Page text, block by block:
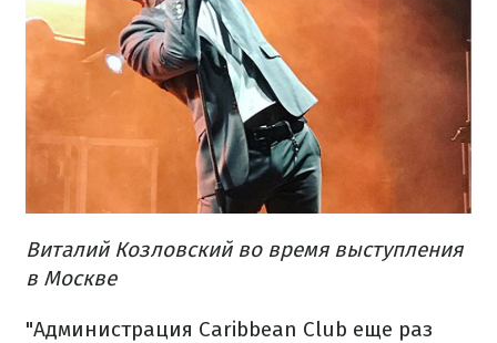
Виталий Козловский во время выступления
в Москве
"Администрация Caribbean Club еще раз